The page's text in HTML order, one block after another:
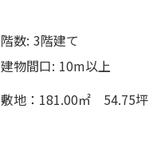
階数: 3階建て
建物間口: 10m以上
敷地：181.00㎡ 54.75坪